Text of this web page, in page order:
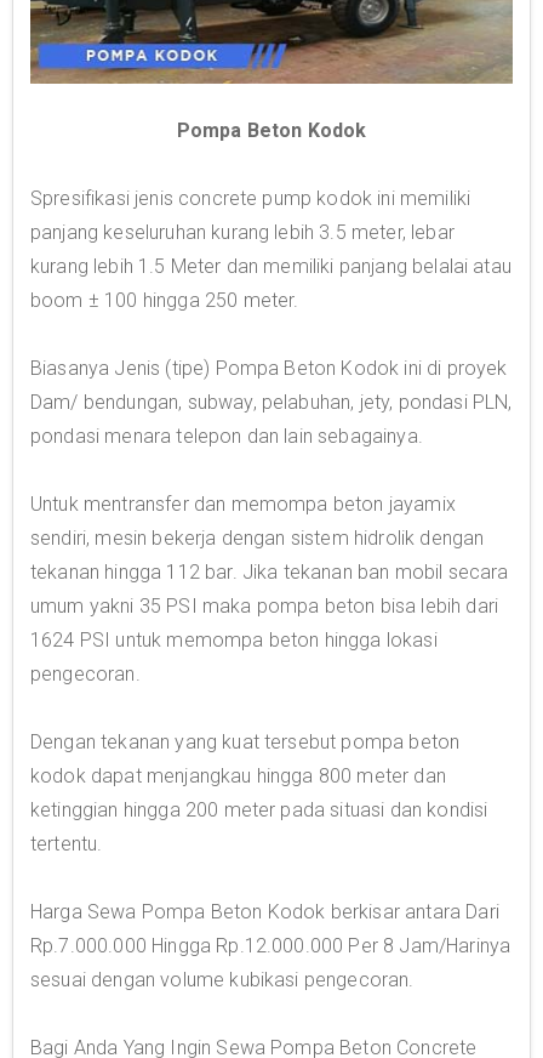
Pompa Beton Kodok
Spresifikasi jenis concrete pump kodok ini memiliki
panjang keseluruhan kurang lebih 3.5 meter, lebar
kurang lebih 1.5 Meter dan memiliki panjang belalai atau
boom ± 100 hingga 250 meter.
Biasanya Jenis (tipe) Pompa Beton Kodok ini di proyek
Dam/ bendungan, subway, pelabuhan, jety, pondasi PLN,
pondasi menara telepon dan lain sebagainya.
Untuk mentransfer dan memompa beton jayamix
sendiri, mesin bekerja dengan sistem hidrolik dengan
tekanan hingga 112 bar. Jika tekanan ban mobil secara
umum yakni 35 PSI maka pompa beton bisa lebih dari
1624 PSI untuk memompa beton hingga lokasi
pengecoran.
Dengan tekanan yang kuat tersebut pompa beton
kodok dapat menjangkau hingga 800 meter dan
ketinggian hingga 200 meter pada situasi dan kondisi
tertentu.
Harga Sewa Pompa Beton Kodok berkisar antara Dari
Rp.7.000.000 Hingga Rp.12.000.000 Per 8 Jam/Harinya
sesuai dengan volume kubikasi pengecoran.
Bagi Anda Yang Ingin Sewa Pompa Beton Concrete